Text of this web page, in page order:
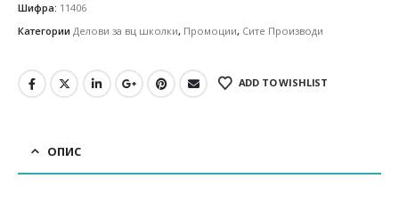
Шифра: 11406
Категории Делови за вц школки, Промоции, Сите Производи
ADD TO WISHLIST
ОПИС